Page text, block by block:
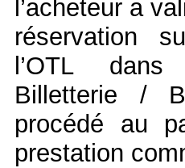
l’acheteur a
réservation
l’OTL
Billetterie /
procédé au
prestation